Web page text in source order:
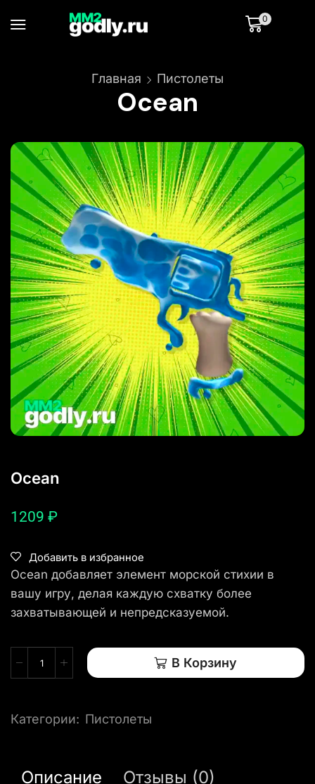
0
Главная Пистолеты
Ocean
Ocean
1209 ₽
Добавить в избранное
Ocean добавляет элемент морской стихии в
вашу игру, делая каждую схватку более
захватывающей и непредсказуемой.
В Корзину
Категории: Пистолеты
Описание Отзывы (0)